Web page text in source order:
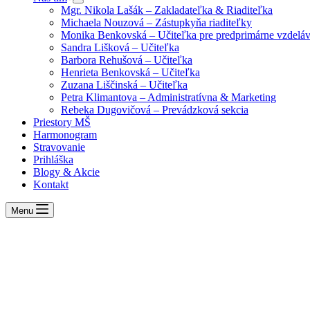
Mgr. Nikola Lašák – Zakladateľka & Riaditeľka
Michaela Nouzová – Zástupkyňa riaditeľky
Monika Benkovská – Učiteľka pre predprimárne
Sandra Lišková – Učiteľka
Barbora Rehušová – Učiteľka
Henrieta Benkovská – Učiteľka
Zuzana Liščinská – Učiteľka
Petra Klimantova – Administratívna & Marketing
Rebeka Dugovičová – Prevádzková sekcia
Priestory MŠ
Harmonogram
Stravovanie
Prihláška
Blogy & Akcie
Kontakt
Menu